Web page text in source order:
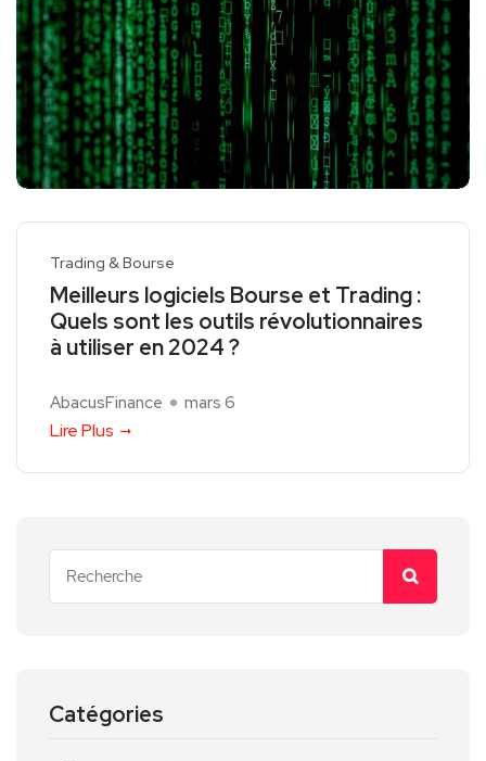
Trading & Bourse
Meilleurs logiciels Bourse et Trading :
Quels sont les outils révolutionnaires
à utiliser en 2024 ?
AbacusFinance mars 6
Lire Plus
Catégories